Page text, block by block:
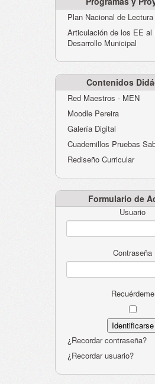
Plan Nacional de
Articulación de los EE al
Desarrollo Municipal
Contenidos
Red Maestros - MEN
Moodle Pereira
Galería Digital
Cuadernillos Pruebas
Rediseño Curricular
Formulario de
Usuario
Contraseña
Recuérdeme
¿Recordar contraseña?
¿Recordar usuario?